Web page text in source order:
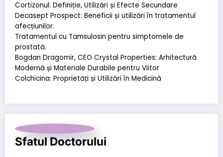
Cortizonul: Definiție, Utilizări și Efecte Secundare
Decasept Prospect: Beneficii și utilizări în tratamentul
afecțiunilor.
Tratamentul cu Tamsulosin pentru simptomele de
prostată.
Bogdan Dragomir, CEO Crystal Properties: Arhitectură
Modernă și Materiale Durabile pentru Viitor
Colchicina: Proprietăți și Utilizări în Medicină
Sfatul Doctorului